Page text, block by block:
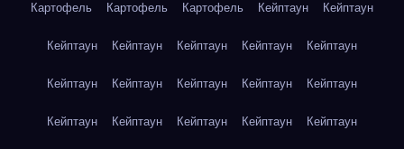
Картофель Картофель Картофель Кейптаун Кейптаун
Кейптаун Кейптаун Кейптаун Кейптаун Кейптаун
Кейптаун Кейптаун Кейптаун Кейптаун Кейптаун
Кейптаун Кейптаун Кейптаун Кейптаун Кейптаун